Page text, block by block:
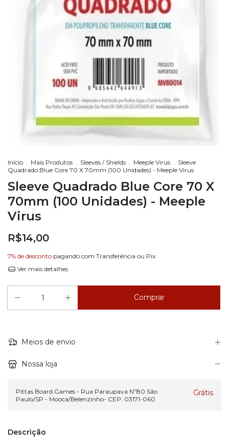
Início . Mais Produtos . Sleeves / Shields . Meeple Virus . Sleeve
Quadrado Blue Core 70 X 70mm (100 Unidades) - Meeple Virus
Sleeve Quadrado Blue Core 70 X
70mm (100 Unidades) - Meeple
Virus
R$14,00
7% de desconto pagando com Transferência ou Pix
Ver mais detalhes
Meios de envio
Nossa loja
Pittas Board Games - Rua Paraupava Nº80 São
Paulo/SP - Mooca/Belenzinho- CEP: 03171-060
Grátis
Descrição